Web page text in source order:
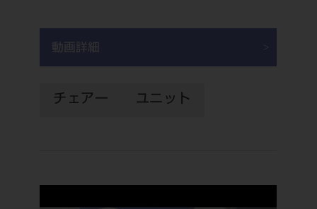
と）
動画詳細
チェアー ユニット